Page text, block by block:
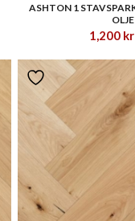
ASHTON 1
1,200 kr